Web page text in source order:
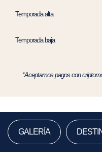
Temporada alta
Temporada baja
*Aceptamos pagos con
GALERÍA